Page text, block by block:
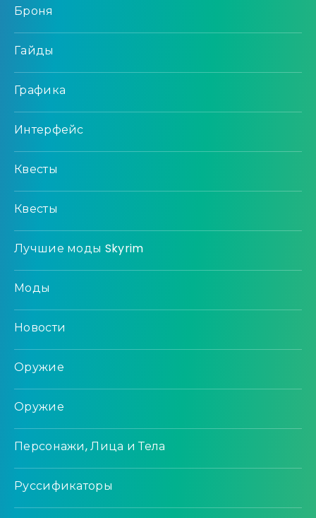
Броня
Гайды
Графика
Интерфейс
Квесты
Квесты
Лучшие моды Skyrim
Моды
Новости
Оружие
Оружие
Персонажи, Лица и Тела
Руссификаторы